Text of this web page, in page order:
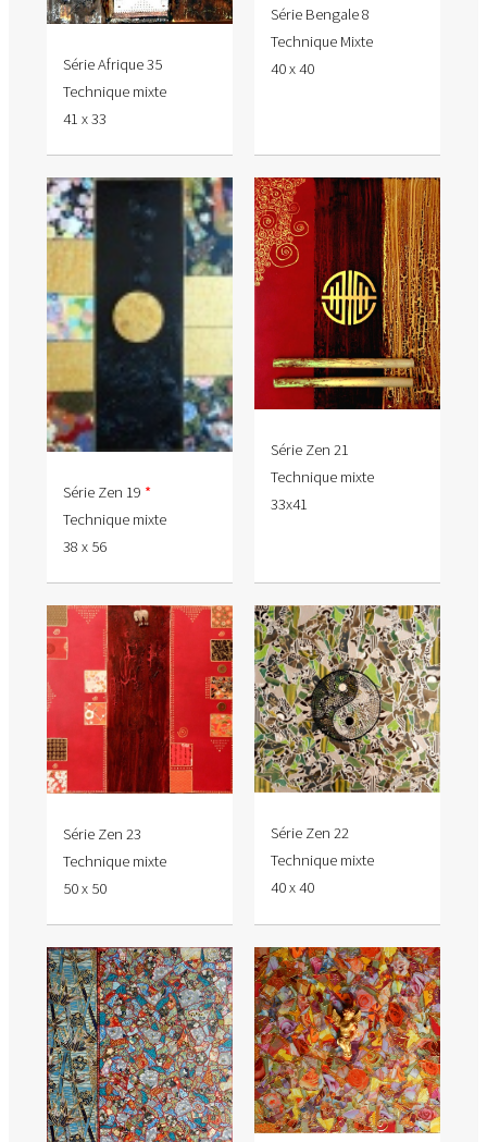
Série Afrique 35
Technique mixte
41 x 33
Série Bengale 8
Technique Mixte
40 x 40
Série Zen 19 *
Technique mixte
38 x 56
Série Zen 21
Technique mixte
33x41
Série Zen 23
Technique mixte
50 x 50
Série Zen 22
Technique mixte
40 x 40